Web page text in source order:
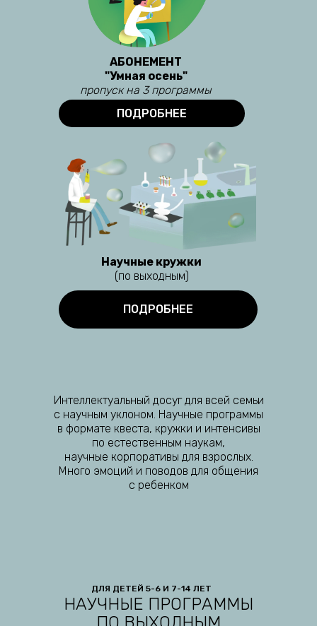
Интеллектуальный досуг для всей семьи
с научным уклоном. Научные программы
в формате квеста, кружки и интенсивы
по естественным наукам,
научные корпоративы для взрослых.
Много эмоций и поводов для общения
с ребенком
ПОДРОБНЕЕ
ПОДРОБНЕЕ
АБОНЕМЕНТ
"Умная осень"
пропуск на 3 программы
Научные кружки
(по выходным)
НАУЧНЫЕ ПРОГРАММЫ
ДЛЯ ДЕТЕЙ 5-6 И 7-14 ЛЕТ